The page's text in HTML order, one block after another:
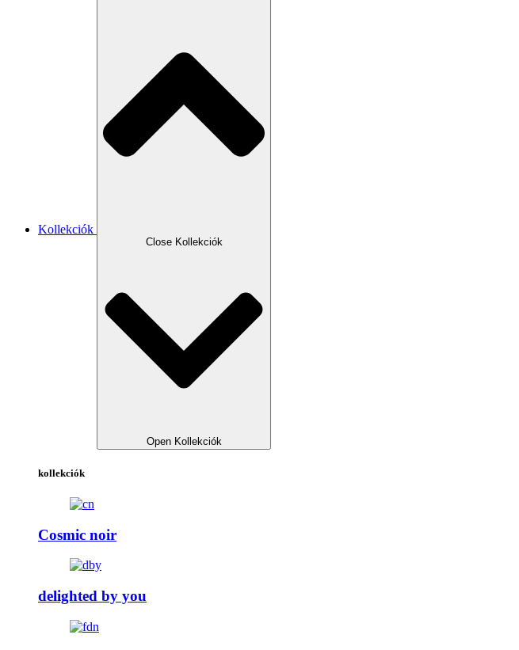
Kollekciók
Close Kollekciók
Open Kollekciók
kollekciók
Cosmic noir
delighted by you